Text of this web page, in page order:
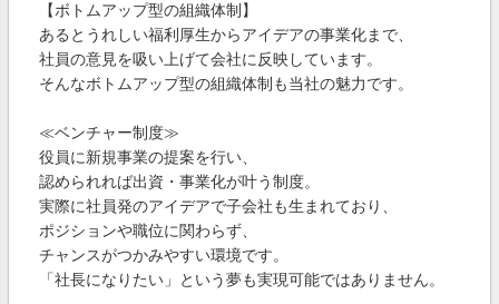
【ボトムアップ型の組織体制】
あるとうれしい福利厚生からアイデアの事業化まで、
社員の意見を吸い上げて会社に反映しています。
そんなボトムアップ型の組織体制も当社の魅力です。
≪ベンチャー制度≫
役員に新規事業の提案を行い、
認められれば出資・事業化が叶う制度。
実際に社員発のアイデアで子会社も生まれており、
ポジションや職位に関わらず、
チャンスがつかみやすい環境です。
「社長になりたい」という夢も実現可能ではありません。